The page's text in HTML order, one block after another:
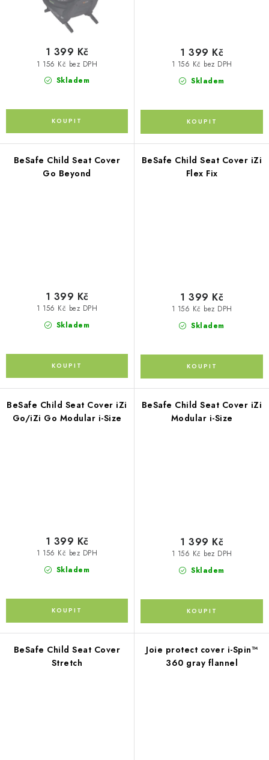
Obchodní podmínky
Skladem
1 156 Kč bez DPH
1 399 Kč
Skladem
1 156 Kč bez DPH
1 399 Kč
BeSafe Child Seat Cover
Go Beyond
Skladem
1 156 Kč bez DPH
1 399 Kč
BeSafe Child Seat Cover iZi
Flex Fix
Skladem
1 156 Kč bez DPH
1 399 Kč
BeSafe Child Seat Cover iZi
Go/iZi Go Modular i-Size
Skladem
1 156 Kč bez DPH
1 399 Kč
BeSafe Child Seat Cover iZi
Modular i-Size
Skladem
1 156 Kč bez DPH
1 399 Kč
BeSafe Child Seat Cover
Stretch
Joie protect cover i-Spin™
360 gray flannel